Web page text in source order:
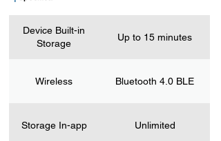
Device Built-in
Storage
Up to 15 minutes
Wireless Bluetooth 4.0 BLE
Storage In-app Unlimited